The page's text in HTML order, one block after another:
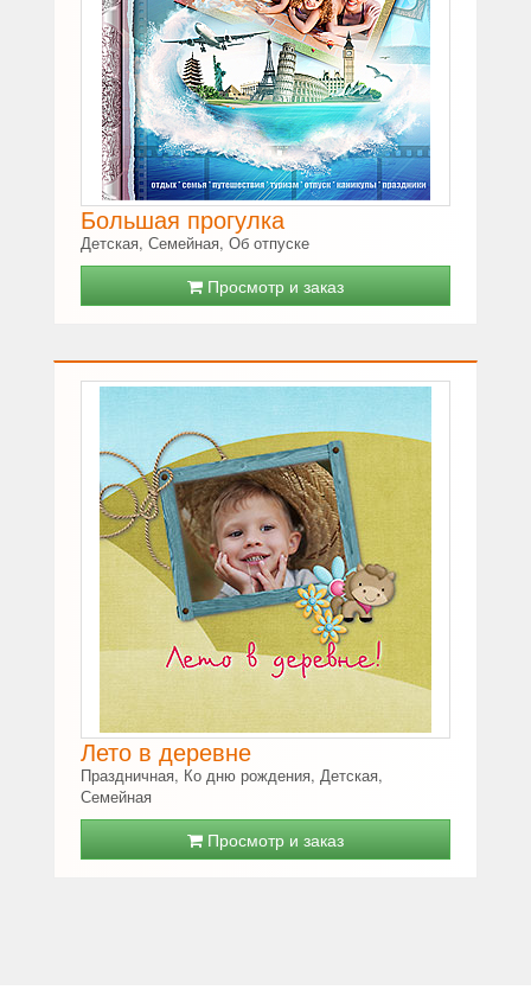
Большая прогулка
Детская, Семейная, Об отпуске
Просмотр и заказ
Лето в деревне
Праздничная, Ко дню рождения, Детская,
Семейная
Просмотр и заказ